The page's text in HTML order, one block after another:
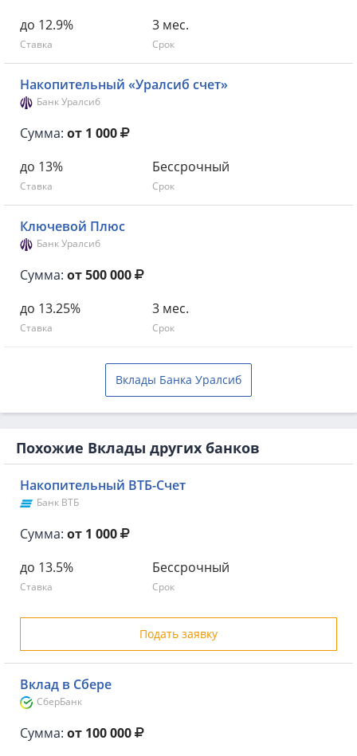
до 12.9%
Ставка
3 мес.
Срок
Накопительный «Уралсиб счет»
Банк Уралсиб
Сумма: от 1 000
до 13%
Ставка
Бессрочный
Срок
Ключевой Плюс
Банк Уралсиб
Сумма: от 500 000
до 13.25%
Ставка
3 мес.
Срок
Вклады Банка Уралсиб
Похожие Вклады других банков
Накопительный ВТБ-Счет
Банк ВТБ
Сумма: от 1 000
до 13.5%
Ставка
Бессрочный
Срок
Подать заявку
Вклад в Сбере
СберБанк
Сумма: от 100 000